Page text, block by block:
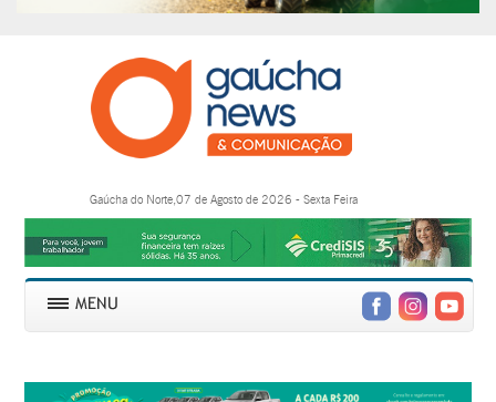
Gaúcha do Norte,07 de Agosto de 2026 - Sexta Feira